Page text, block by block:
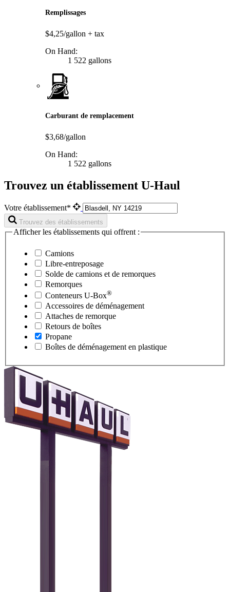
Remplissages
$4,25/gallon + tax
On Hand:
1 522 gallons
Carburant de remplacement
$3,68/gallon
On Hand:
1 522 gallons
Trouvez un établissement U-Haul
Votre établissement*
Trouvez des établissements
Afficher les établissements qui offrent :
Camions
Libre-entreposage
Solde de camions et de remorques
Remorques
Conteneurs U-Box®
Accessoires de déménagement
Attaches de remorque
Retours de boîtes
Propane
Boîtes de déménagement en plastique